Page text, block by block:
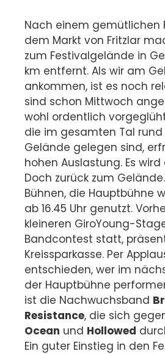
Nach einem gemütlichen
dem Markt von Fritzlar
zum Festivalgelände in
km entfernt. Als wir am
ankommen, ist es noch
sind schon Mittwoch
wohl ordentlich
die im gesamten Tal
Gelände gelegen sind,
hohen Auslastung. Es
Doch zurück zum
Bühnen, die Hauptbühne
ab 16.45 Uhr genutzt.
kleineren GiroYoung-
Bandcontest statt,
Kreissparkasse. Per
entschieden, wer im
der Hauptbühne
ist die Nachwuchsband
Resistance, die sich
Ocean und Hollowed
Ein guter Einstieg in den